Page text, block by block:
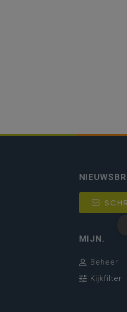
MIJN.
Beheer
Kijkfilter